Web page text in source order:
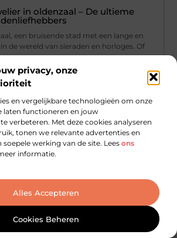
privacy, onze
en vergelijkbare technologieën om onze
laten functioneren en jouw
verbeteren. Met deze cookies analyseren
tonen we relevante advertenties en
werking van de site. Lees ons
informatie.
Alles Accepteren
Cookies Beheren
in oldenzaal – De ultieme
een bruisende stad met een lange en
de wereld van sieraden en horloges. Of